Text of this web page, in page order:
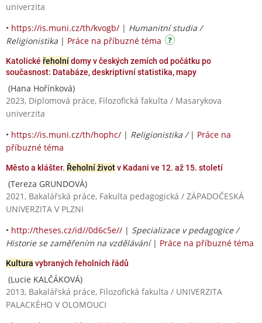
univerzita
• https://is.muni.cz/th/kvogb/ | Humanitní studia /
Religionistika | Práce na příbuzné téma
Katolické řeholnídomy v českých zemích od počátku po
současnost: Databáze, deskriptivní statistika, mapy
(Hana Hořínková)
2023, Diplomová práce, Filozofická fakulta / Masarykova
univerzita
• https://is.muni.cz/th/hophc/ | Religionistika / | Práce na
příbuzné téma
Město a klášter. Řeholní životv Kadani ve 12. až 15. století
(Tereza GRUNDOVÁ)
2021, Bakalářská práce, Fakulta pedagogická / ZÁPADOČESKÁ
UNIVERZITA V PLZNI
• http://theses.cz/id//0d6c5e// | Specializace v pedagogice /
Historie se zaměřením na vzdělávání| Práce na příbuzné téma
Kultura vybraných řeholních řádů
(Lucie KALČÁKOVÁ)
2013, Bakalářská práce, Filozofická fakulta / UNIVERZITA
PALACKÉHO V OLOMOUCI